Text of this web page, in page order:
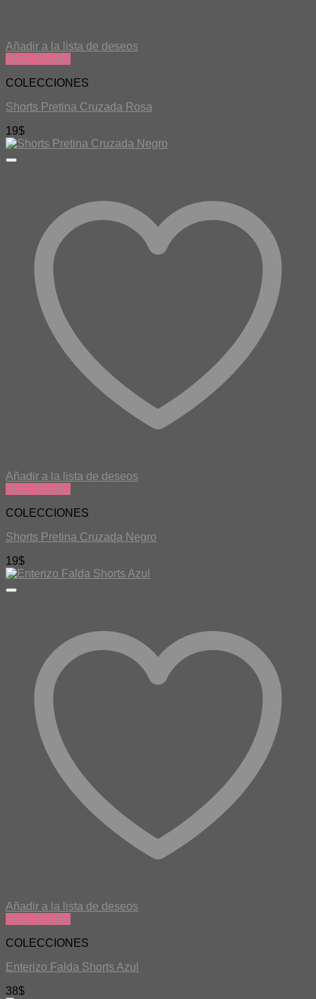
Añadir a la lista de deseos
Vista Rápida
COLECCIONES
Shorts Pretina Cruzada Rosa
19$
Añadir a la lista de deseos
Vista Rápida
COLECCIONES
Shorts Pretina Cruzada Negro
19$
Añadir a la lista de deseos
Vista Rápida
COLECCIONES
Enterizo Falda Shorts Azul
38$